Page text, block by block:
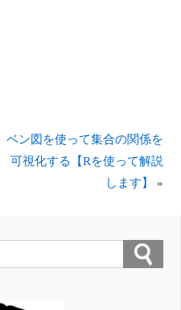
ベン図を使って集合の関係を
可視化する【Rを使って解説
します】
»